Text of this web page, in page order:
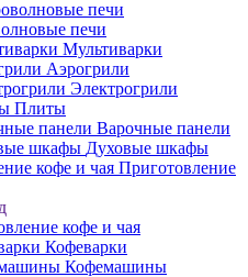
печи
Мультиварки
Аэрогрили
Электрогрили
Плиты
Варочные панели
Духовые шкафы
Приготовление
кофе и чая
Кофеварки
Кофемашины